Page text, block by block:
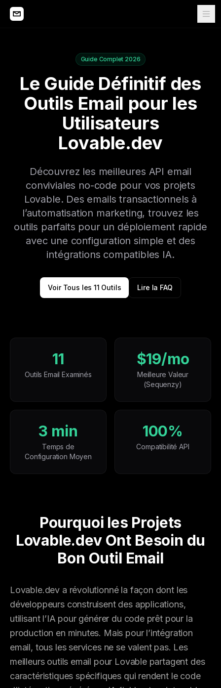
Guide Complet 2026
Le Guide Définitif des
Outils Email pour les
Utilisateurs
Lovable.dev
Découvrez les meilleures API email
conviviales no-code pour vos projets
Lovable. Des emails transactionnels à
l’automatisation marketing, trouvez les
outils parfaits pour un déploiement rapide
avec une configuration simple et des
intégrations compatibles IA.
Voir Tous les 11 Outils Lire la FAQ
11
Outils Email Examinés
$19/mo
Meilleure Valeur
(Sequenzy)
3 min
Temps de
Configuration Moyen
100%
Compatibilité API
Pourquoi les Projets
Lovable.dev Ont Besoin du
Bon Outil Email
Lovable.dev a révolutionné la façon dont les
développeurs construisent des applications,
utilisant l’IA pour générer du code prêt pour la
production en minutes. Mais pour l’intégration
email, tous les services ne se valent pas. Les
meilleurs outils email pour Lovable partagent des
caractéristiques spécifiques qui rendent le code